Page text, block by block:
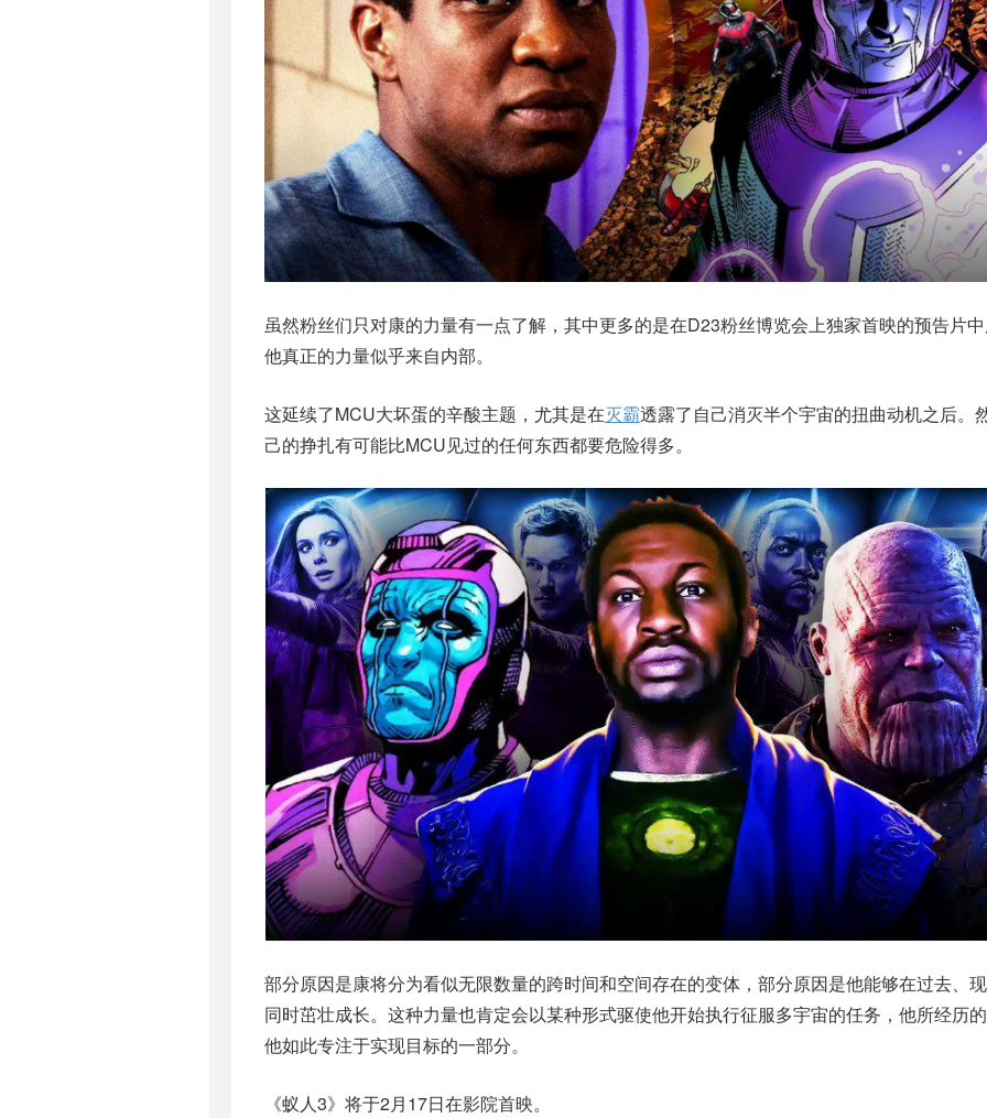
虽然粉丝们只对康的力量有一点了解，其中更多的是在D23粉丝博览会上独家首映的预告片
他真正的力量似乎来自内部。
这延续了MCU大坏蛋的辛酸主题，尤其是在灭霸透露了自己消灭半个宇宙的扭曲动机之后。
己的挣扎有可能比MCU见过的任何东西都要危险得多。
部分原因是康将分为看似无限数量的跨时间和空间存在的变体，部分原因是他能够在过去、
同时茁壮成长。这种力量也肯定会以某种形式驱使他开始执行征服多宇宙的任务，他所经历
他如此专注于实现目标的一部分。
《蚁人3》将于2月17日在影院首映。